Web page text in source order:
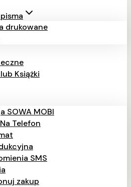
drukowane
Książki
SOWA MOBI
Telefon
SMS
zakup